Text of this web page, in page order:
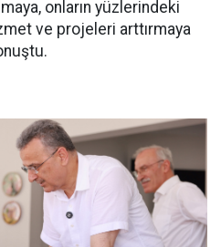
onların yüzlerindeki
ve projeleri arttırmaya